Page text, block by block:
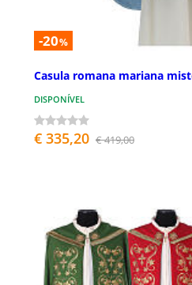
-20%
Casula romana mariana
DISPONÍVEL
€ 335,20 € 419,00